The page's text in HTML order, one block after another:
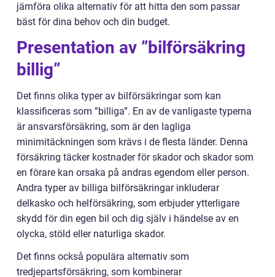
jämföra olika alternativ för att hitta den som passar
bäst för dina behov och din budget.
Presentation av ”bilförsäkring
billig”
Det finns olika typer av bilförsäkringar som kan
klassificeras som ”billiga”. En av de vanligaste typerna
är ansvarsförsäkring, som är den lagliga
minimitäckningen som krävs i de flesta länder. Denna
försäkring täcker kostnader för skador och skador som
en förare kan orsaka på andras egendom eller person.
Andra typer av billiga bilförsäkringar inkluderar
delkasko och helförsäkring, som erbjuder ytterligare
skydd för din egen bil och dig själv i händelse av en
olycka, stöld eller naturliga skador.
Det finns också populära alternativ som
tredjepartsförsäkring, som kombinerar